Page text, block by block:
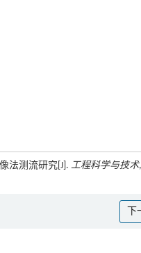
法测流研究[J]. 工程科学与技术